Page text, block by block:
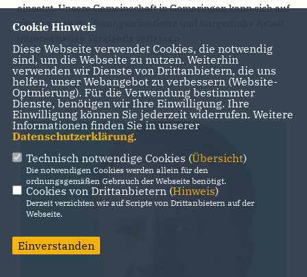
einsetzt. Unsere Gemeinschaft in Gomaringen kann sich auf
eine engagierte, lösungsorientierte und bürgernahe Arbeit
Cookie Hinweis
Diese Webseite verwendet Cookies, die notwendig
sind, um die Webseite zu nutzen. Weiterhin
verwenden wir Dienste von Drittanbietern, die uns
helfen, unser Webangebot zu verbessern (Website-
Optmierung). Für die Verwendung bestimmter
Dienste, benötigen wir Ihre Einwilligung. Ihre
Einwilligung können Sie jederzeit widerrufen. Weitere
Informationen finden Sie in unserer
Datenschutzerklärung.
Technisch notwendige Cookies (Übersicht)
Die notwendigen Cookies werden allein für den
ordnungsgemäßen Gebrauch der Webseite benötigt.
Cookies von Drittanbietern (Hinweis)
Derzeit verzichten wir auf Scripte von Drittanbietern auf der
Webseite.
Einverstanden